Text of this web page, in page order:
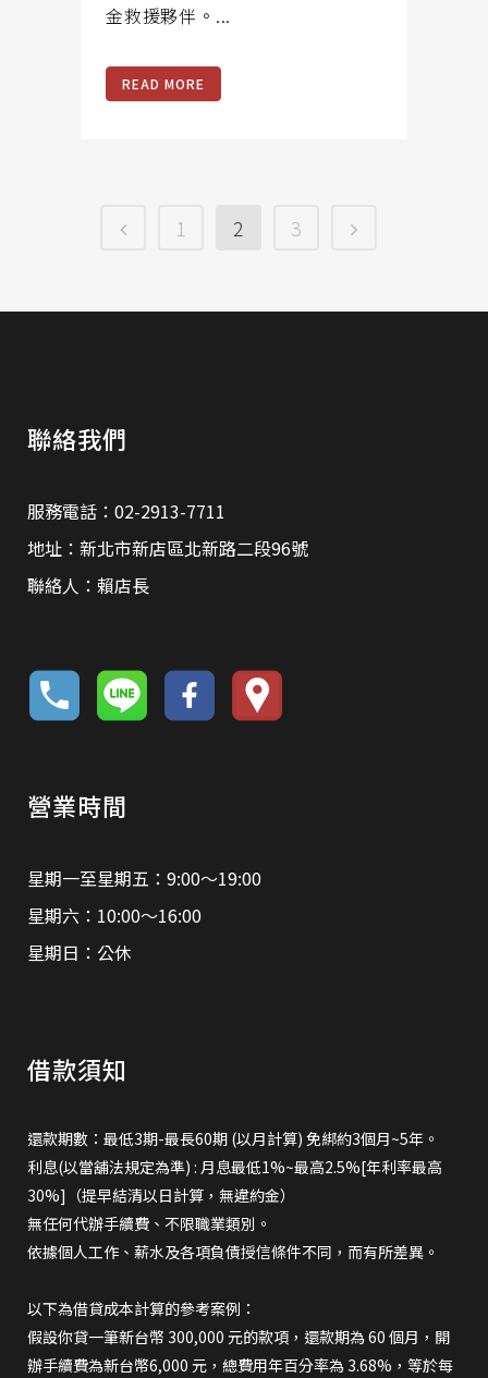
金救援夥伴。...
READ MORE
1 2 3
聯絡我們
服務電話：02-2913-7711
地址：新北市新店區北新路二段96號
聯絡人：賴店長
營業時間
星期一至星期五：9:00～19:00
星期六：10:00～16:00
星期日：公休
借款須知
還款期數：最低3期-最長60期 (以月計算) 免綁約3個月~5年。
利息(以當舖法規定為準) : 月息最低1%~最高2.5%[年利率最高
30%]（提早結清以日計算，無違約金）
無任何代辦手續費、不限職業類別。
依據個人工作、薪水及各項負債授信條件不同，而有所差異。
以下為借貸成本計算的參考案例：
假設你貸一筆新台幣 300,000 元的款項，還款期為 60 個月，開
辦手續費為新台幣6,000 元，總費用年百分率為 3.68%，等於每